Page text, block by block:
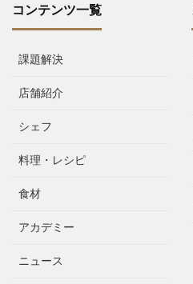
コンテンツ一覧
課題解決
店舗紹介
シェフ
料理・レシピ
食材
アカデミー
ニュース